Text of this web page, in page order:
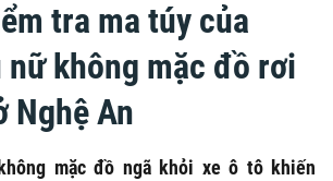
tra ma túy của
không mặc đồ rơi
Nghệ An
mặc đồ ngã khỏi xe ô tô khiến